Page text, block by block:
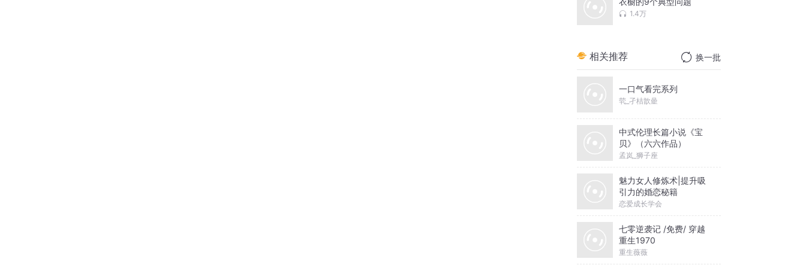
1.4万
相关推荐 换一批
一口气看完系列
茕_孑桔歆曐
中式伦理长篇小说《宝
贝》（六六作品）
孟岚_狮子座
魅力女人修炼术|提升吸
引力的婚恋秘籍
恋爱成长学会
七零逆袭记 /免费/ 穿越
重生1970
重生薇薇